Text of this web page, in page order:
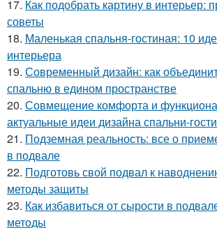
17. Как подобрать картину в интерьер:
советы
18. Маленькая спальня-гостиная: 10
интерьера
19. Современный дизайн: как
спальню в едином пространстве
20. Совмещение комфорта и
актуальные идеи дизайна спальни-
21. Подземная реальность: все о
в подвале
22. Подготовь свой подвал к
методы защиты
23. Как избавиться от сырости в
методы